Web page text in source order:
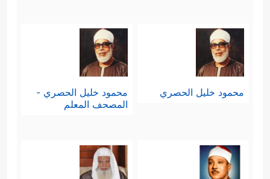
محمود خليل الحصري
محمود خليل الحصري -
المصحف المعلم